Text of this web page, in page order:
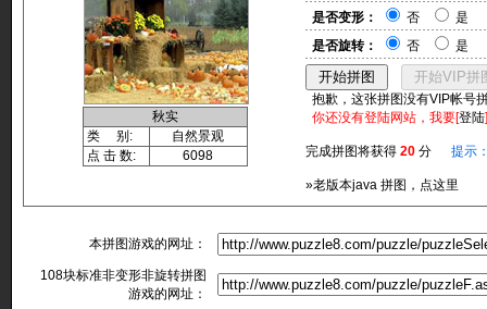
秋实
类 别:
自然景观
点 击 数:
6098
是否变形：
否
是
是否旋转：
否 是
抱歉，这张拼图没有VIP帐号
你还没有登陆网站，我要[登陆
完成拼图将获得 20 分 提示
»老版本java 拼图，点这里
本拼图游戏的网址：
108块标准非变形非旋转拼图
游戏的网址：